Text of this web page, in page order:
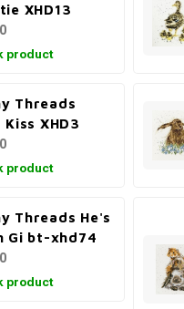
XHD13
product
Threads
XHD3
product
Threads He's
Gi bt-xhd74
product